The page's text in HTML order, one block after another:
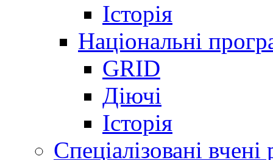
Історія
Національні
GRID
Діючі
Історія
Спеціалізовані вчені